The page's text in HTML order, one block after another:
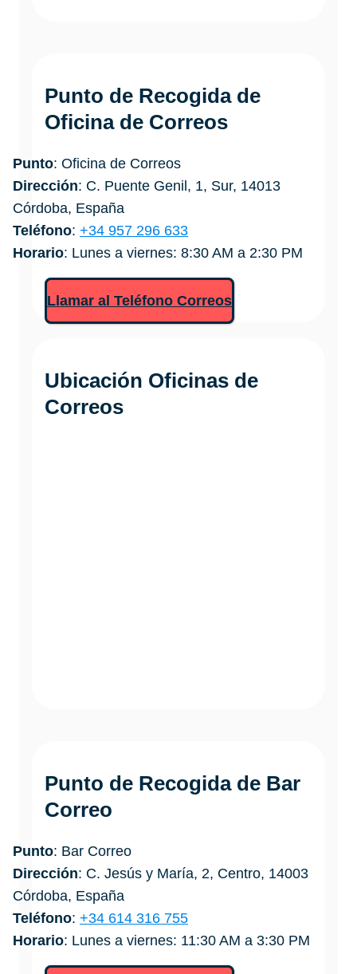
Punto de Recogida de
Oficina de Correos
Punto: Oficina de Correos
Dirección: C. Puente Genil, 1, Sur, 14013
Córdoba, España
Teléfono: +34 957 296 633
Horario: Lunes a viernes: 8:30 AM a 2:30 PM
Llamar al Teléfono Correos
Ubicación Oficinas de
Correos
Punto de Recogida de Bar
Correo
Punto: Bar Correo
Dirección: C. Jesús y María, 2, Centro, 14003
Córdoba, España
Teléfono: +34 614 316 755
Horario: Lunes a viernes: 11:30 AM a 3:30 PM